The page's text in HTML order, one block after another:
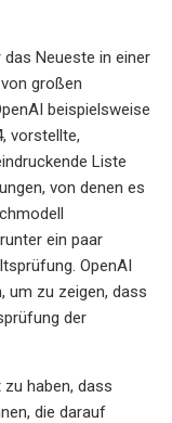
Neueste in einer
großen
beispielsweise
vorstellte,
Liste
von denen es
ein paar
OpenAI
zu zeigen, dass
der
haben, dass
die darauf